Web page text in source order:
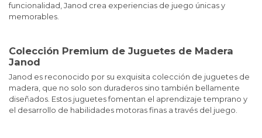
funcionalidad, Janod crea experiencias de juego únicas y
memorables.
Colección Premium de Juguetes de Madera
Janod
Janod es reconocido por su exquisita colección de juguetes de
madera, que no solo son duraderos sino también bellamente
diseñados. Estos juguetes fomentan el aprendizaje temprano y
el desarrollo de habilidades motoras finas a través del juego.